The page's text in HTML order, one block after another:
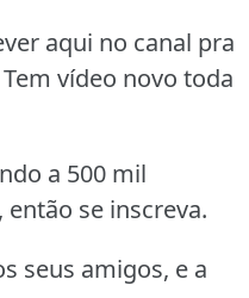
aqui no canal pra
vídeo novo toda
a 500 mil
se inscreva.
seus amigos, e a